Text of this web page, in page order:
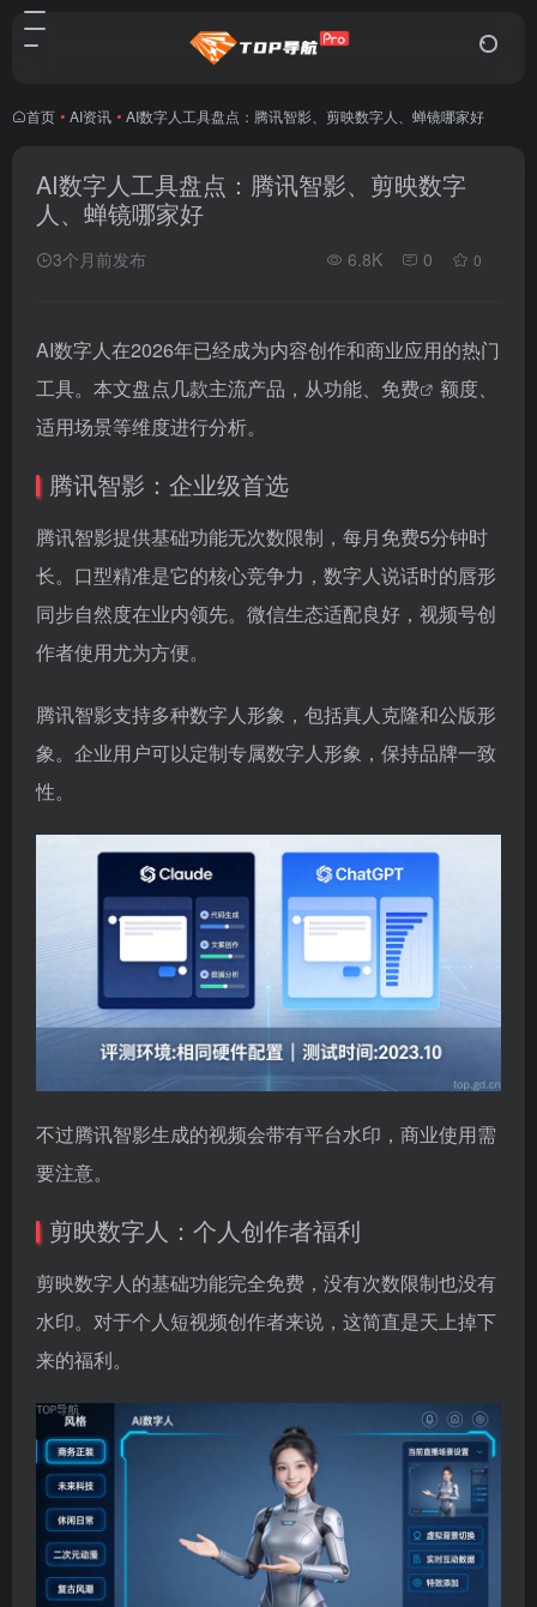
首页 • AI资讯 • AI数字人工具盘点：腾讯智影、剪映数字人、蝉镜哪家好
AI数字人工具盘点：腾讯智影、剪映数字
人、蝉镜哪家好
3个月前发布 6.8K 0 0
AI数字人在2026年已经成为内容创作和商业应用的热门
工具。本文盘点几款主流产品，从功能、 免费
额度、
适用场景等维度进行分析。
腾讯智影：企业级首选
腾讯智影提供基础功能无次数限制，每月免费5分钟时
长。口型精准是它的核心竞争力，数字人说话时的唇形
同步自然度在业内领先。微信生态适配良好，视频号创
作者使用尤为方便。
腾讯智影支持多种数字人形象，包括真人克隆和公版形
象。企业用户可以定制专属数字人形象，保持品牌一致
性。
不过腾讯智影生成的视频会带有平台水印，商业使用需
要注意。
剪映数字人：个人创作者福利
剪映数字人的基础功能完全免费，没有次数限制也没有
水印。对于个人短视频创作者来说，这简直是天上掉下
来的福利。